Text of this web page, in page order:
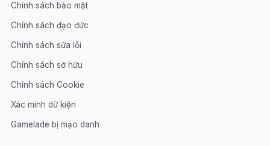
Chính sách bảo mật
Chính sách đạo đức
Chính sách sửa lỗi
Chính sách sở hữu
Chính sách Cookie
Xác minh dữ kiện
Gamelade bị mạo danh